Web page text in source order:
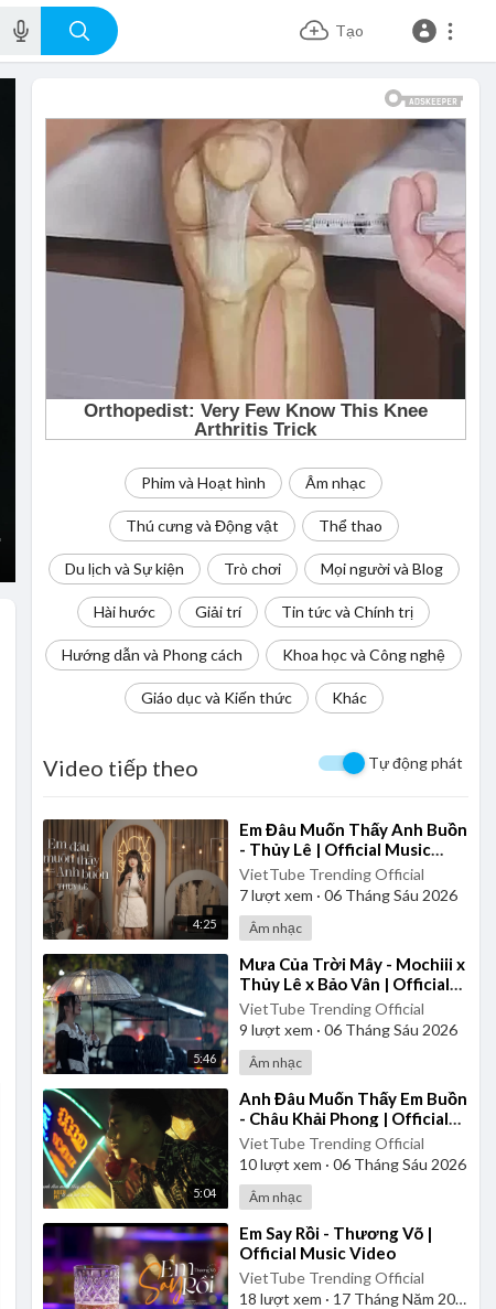
Tạo
Phim và Hoạt hình Âm nhạc
Thú cưng và Động vật Thể thao
Du lịch và Sự kiện Trò chơi Mọi người và Blog
Hài hước Giải trí Tin tức và Chính trị
Hướng dẫn và Phong cách Khoa học và Công nghệ
Giáo dục và Kiến thức Khác
Video tiếp theo Tự động phát
4:25
⁣Em Đâu Muốn Thấy Anh Buồn
- Thủy Lê | Official Music
Video
VietTube Trending Official
7lượt xem · 06 Tháng Sáu 2026
Âm nhạc
5:46
⁣Mưa Của Trời Mây - Mochiii x
Thủy Lê x Bảo Vân | Official
Music Video
VietTube Trending Official
9 lượt xem · 06 Tháng Sáu 2026
Âm nhạc
5:04
⁣Anh Đâu Muốn Thấy Em Buồn
- Châu Khải Phong | Official
Music Video
VietTube Trending Official
10lượt xem · 06 Tháng Sáu 2026
Âm nhạc
⁣Em Say Rồi - Thương Võ |
Official Music Video
VietTube Trending Official
18 lượt xem · 17 Tháng Năm 2026